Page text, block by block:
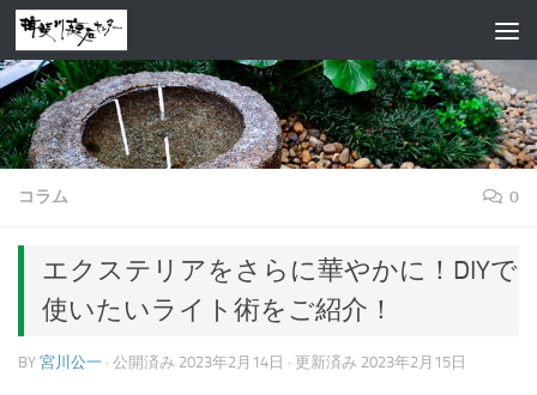
コンテンツへスキップ
コラム 0
エクステリアをさらに華やかに！DIYで
使いたいライト術をご紹介！
BY 宮川公一 · 公開済み 2023年2月14日 · 更新済み 2023年2月15日